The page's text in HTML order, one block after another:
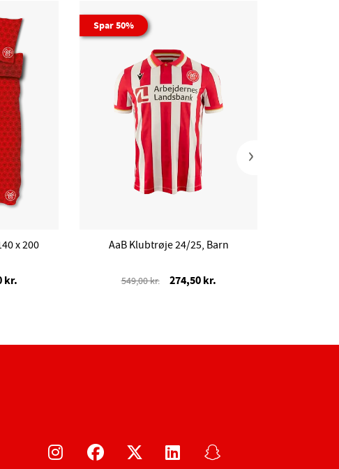
x 200
kr.
Spar 50%
AaB Klubtrøje 24/25, Barn
549,00 kr. 274,50 kr.
›